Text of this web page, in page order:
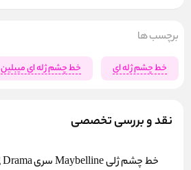
نقد و بررسی تخصصی
برچسب ها
خط چشم ژله ای خط چشم ژله ای میبلین